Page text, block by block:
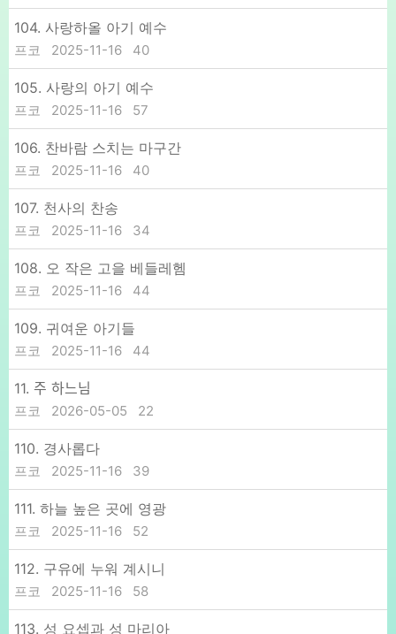
104. 사랑하올 아기 예수
프코 2025-11-16 40
105. 사랑의 아기 예수
프코 2025-11-16 57
106. 찬바람 스치는 마구간
프코 2025-11-16 40
107. 천사의 찬송
프코 2025-11-16 34
108. 오 작은 고을 베들레헴
프코 2025-11-16 44
109. 귀여운 아기들
프코 2025-11-16 44
11. 주 하느님
프코 2026-05-05 22
110. 경사롭다
프코 2025-11-16 39
111. 하늘 높은 곳에 영광
프코 2025-11-16 52
112. 구유에 누워 계시니
프코 2025-11-16 58
113. 성 요셉과 성 마리아